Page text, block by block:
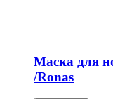
Маска для
/Ronas